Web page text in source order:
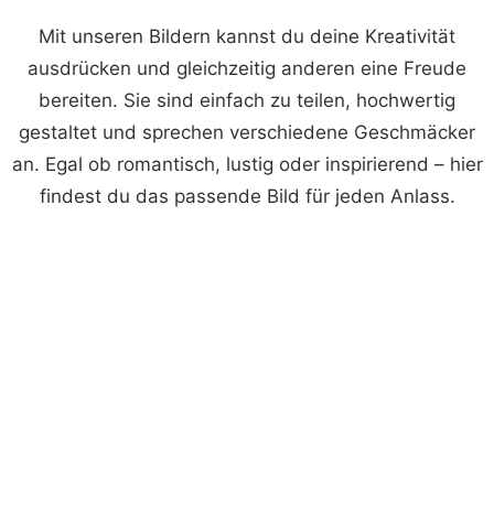
Mit unseren Bildern kannst du deine Kreativität
ausdrücken und gleichzeitig anderen eine Freude
bereiten. Sie sind einfach zu teilen, hochwertig
gestaltet und sprechen verschiedene Geschmäcker
an. Egal ob romantisch, lustig oder inspirierend – hier
findest du das passende Bild für jeden Anlass.